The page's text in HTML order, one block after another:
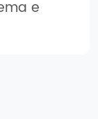
e